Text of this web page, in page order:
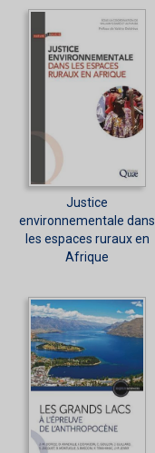
Justice
environnementale dans
les espaces ruraux en
Afrique